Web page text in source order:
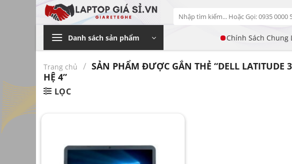
Bỏ
qua
dung
Tìm
kiếm:
Danh sách sản phẩm Chính Sách Chung
Trang chủ / SẢN PHẨM ĐƯỢC GẮN THẺ “DELL LATITUDE
HỆ 4”
LỌC